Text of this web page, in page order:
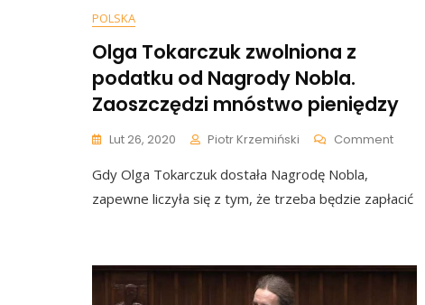
POLSKA
Olga Tokarczuk zwolniona z
podatku od Nagrody Nobla.
Zaoszczędzi mnóstwo pieniędzy
Lut 26, 2020 Piotr Krzemiński CommentOn
Nobla.
Gdy Olga Tokarczuk dostała Nagrodę Nobla,
zapewne liczyła się z tym, że trzeba będzie zapłacić